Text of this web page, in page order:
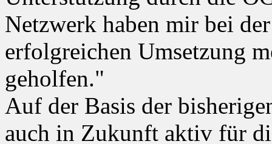
Netzwerk haben mir bei
erfolgreichen Umsetzung
geholfen."
Auf der Basis der
auch in Zukunft aktiv für